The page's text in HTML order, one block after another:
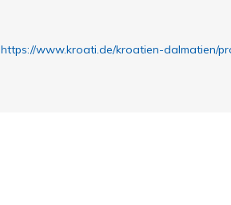
https://www.kroati.de/kroatien-dalmatien/